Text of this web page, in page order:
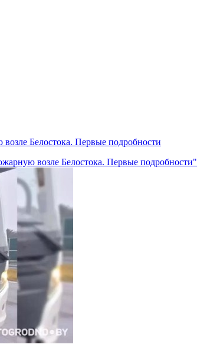
Белостока. Первые подробности
возле Белостока. Первые подробности"